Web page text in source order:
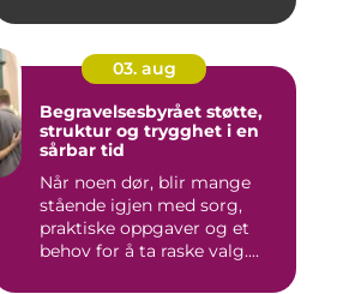
03. aug
Begravelsesbyrået støtte,
struktur og trygghet i en
sårbar tid
Når noen dør, blir mange
stående igjen med sorg,
praktiske oppgaver og et
behov for å ta raske valg....